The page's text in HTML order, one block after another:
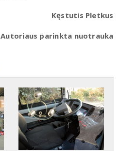
Kęstutis Pletkus
Autoriaus parinkta nuotrauka